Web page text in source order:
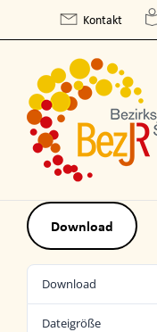
content
Kontakt
Download
Download
Dateigröße